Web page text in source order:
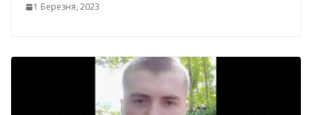
1 Березня, 2023